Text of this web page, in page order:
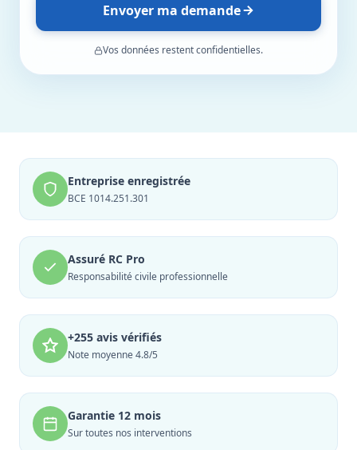
Envoyer ma demande
Vos données restent confidentielles.
Entreprise enregistrée
BCE 1014.251.301
Assuré RC Pro
Responsabilité civile professionnelle
+255 avis vérifiés
Note moyenne 4.8/5
Garantie 12 mois
Sur toutes nos interventions